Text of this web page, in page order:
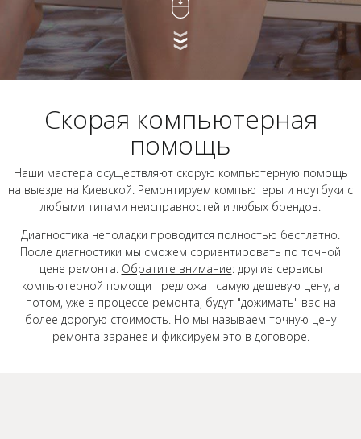
Скорая компьютерная
помощь
Наши мастера осуществляют скорую компьютерную помощь
на выезде на Киевской. Ремонтируем компьютеры и ноутбуки с
любыми типами неисправностей и любых брендов.
Диагностика неполадки проводится полностью бесплатно.
После диагностики мы сможем сориентировать по точной
цене ремонта. Обратите внимание: другие сервисы
компьютерной помощи предложат самую дешевую цену, а
потом, уже в процессе ремонта, будут "дожимать" вас на
более дорогую стоимость. Но мы называем точную цену
ремонта заранее и фиксируем это в договоре.